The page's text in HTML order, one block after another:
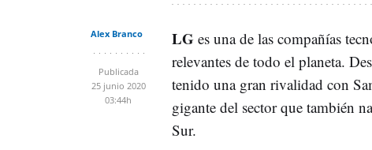
Alex Branco
Publicada
25 junio 2020
03:44h
LG es una de las compañías
relevantes de todo el planeta.
tenido una gran rivalidad con
gigante del sector que también
Sur.